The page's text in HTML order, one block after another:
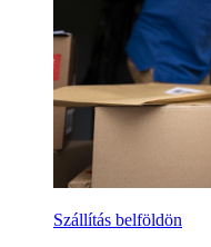
Szállítás belföldön